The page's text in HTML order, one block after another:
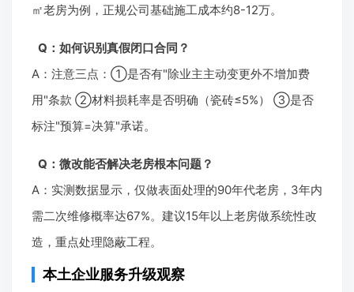
㎡老房为例，正规公司基础施工成本约8-12万。
Q：如何识别真假闭口合同？
A：注意三点：①是否有"除业主主动变更外不增加费
用"条款 ②材料损耗率是否明确（瓷砖≤5%） ③是否
标注"预算=决算"承诺。
Q：微改能否解决老房根本问题？
A：实测数据显示，仅做表面处理的90年代老房，3年内
需二次维修概率达67%。建议15年以上老房做系统性改
造，重点处理隐蔽工程。
本土企业服务升级观察